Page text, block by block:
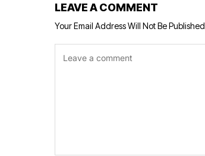
LEAVE A COMMENT
Your Email Address Will Not Be